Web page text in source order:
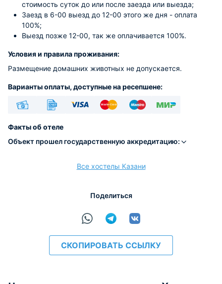
стоимость суток до или после заезда или выезда;
Заезд в 6-00 выезд до 12-00 этого же дня - оплата
100%;
Выезд позже 12-00, так же оплачивается 100%.
Условия и правила проживания:
Размещение домашних животных не допускается.
Варианты оплаты, доступные на ресепшене:
Факты об отеле
Объект прошел государственную аккредитацию:
Все хостелы Казани
Поделиться
СКОПИРОВАТЬ ССЫЛКУ